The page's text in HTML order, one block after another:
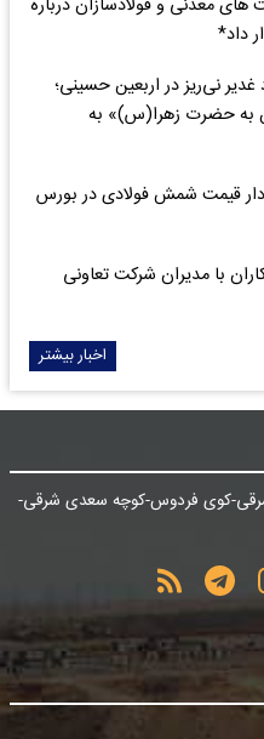
معدنی و فولادسازان درباره
داد*
نی‌ریز در اربعین حسینی؛
به حضرت زهرا(س)» به
قیمت شمش فولادی در بورس
با مدیران شرکت تعاونی
اخبار بیشتر
شرقی-کوی فردوس-کوچه سعدی شرقی-